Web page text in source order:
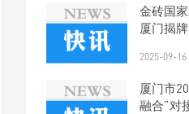
金砖国
厦门揭牌
2025-09-16
厦门市
融合”对